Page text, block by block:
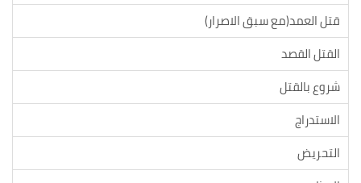
قتل العمد(مع سبق الاصرار)
القتل القصد
شروع بالقتل
الاستدراج
التحريض